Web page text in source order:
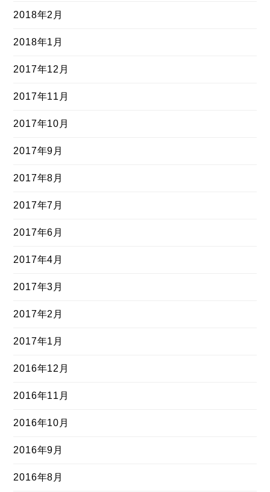
2018年2月
2018年1月
2017年12月
2017年11月
2017年10月
2017年9月
2017年8月
2017年7月
2017年6月
2017年4月
2017年3月
2017年2月
2017年1月
2016年12月
2016年11月
2016年10月
2016年9月
2016年8月